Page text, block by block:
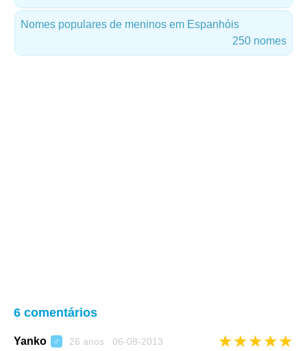
Nomes populares de meninos em Espanhóis
250 nomes
6 comentários
Yanko ♂ 26 anos 06-08-2013 ★★★★★